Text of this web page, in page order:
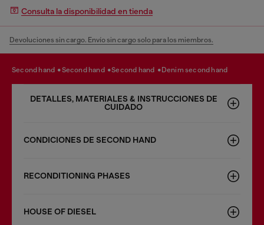
Consulta la disponibilidad en tienda
Devoluciones sin cargo. Envío sin cargo solo para los miembros.
second hand second hand second hand denim second hand
DETALLES, MATERIALES & INSTRUCCIONES DE
CUIDADO
CONDICIONES DE SECOND HAND
RECONDITIONING PHASES
HOUSE OF DIESEL